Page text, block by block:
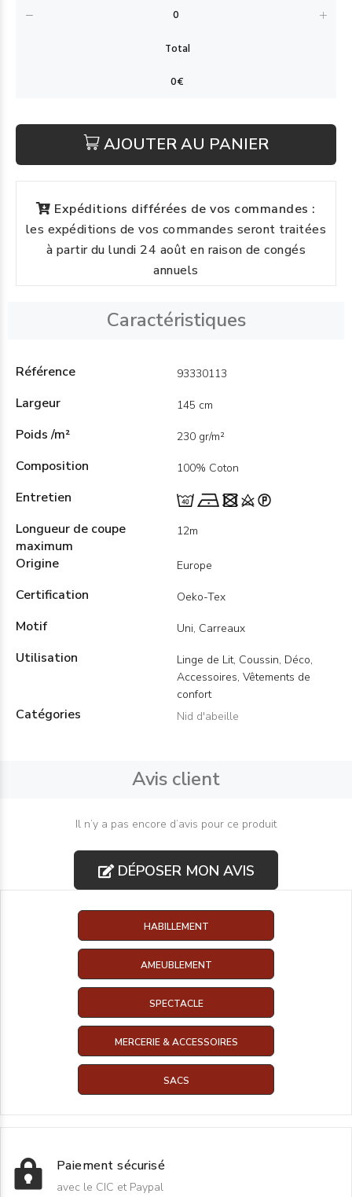
AJOUTER AU PANIER
Expéditions différées de vos commandes :
les expéditions de vos commandes seront traitées
à partir du lundi 24 août en raison de congés
annuels
Caractéristiques
Référence 93330113
Largeur 145 cm
Poids /m² 230 gr/m²
Composition 100% Coton
Entretien
Longueur de coupe
maximum
12m
Origine Europe
Certification Oeko-Tex
Motif Uni, Carreaux
Utilisation
Linge de Lit, Coussin, Déco,
Accessoires, Vêtements de
confort
Catégories Nid d'abeille
Avis client
Il n’y a pas encore d’avis pour ce produit
DÉPOSER MON AVIS
HABILLEMENT
AMEUBLEMENT
SPECTACLE
MERCERIE & ACCESSOIRES
SACS
Paiement sécurisé
avec le CIC et Paypal